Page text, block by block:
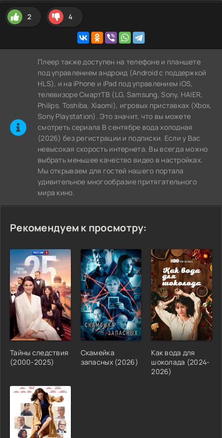
2 4
Плеер также доступен на телефоне и планшете
под управлением андроид (Android с поддержкой
HLS), и на iPhone и iPad под управлением iOS,
телевизоре СмартТВ (LG, Samsung, Sony, HAIER,
Philips, Toshiba, Xiaomi), игровых приставках (Xbox,
Sony Playstation). Это значит, что вы можете
cмотреть сериала В сентябре вода холодная
(2026) без регистрации и подписки. Если у Вас
невысокая скорость интернета, Вы всегда можно
выбрать меньшее качество видео в настройках.
Мы открываем для гостей нашего портала
удивительное многообразие притягательного
мира кино.
Рекомендуем к просмотру:
Тайны следствия
(2000-2025)
Скамейка
запасных (2026)
Как вода для
шоколада (2024-
2026)